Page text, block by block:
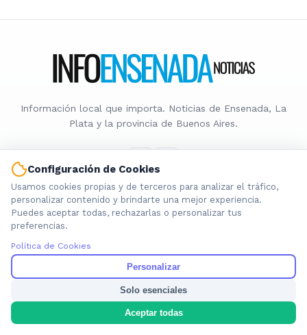
Información local que importa. Noticias de Ensenada, La
Plata y la provincia de Buenos Aires.
Nosotros
Cookies
Términos
Política de Contenido
© 2026 INFOENSENADANOTICIAS. Todos los derechos reservados.
Configuración de Cookies
Usamos cookies propias y de terceros para analizar el tráfico,
personalizar contenido y brindarte una mejor experiencia.
Puedes aceptar todas, rechazarlas o personalizar tus
preferencias.
Política de Cookies
Personalizar
Solo esenciales
Aceptar todas